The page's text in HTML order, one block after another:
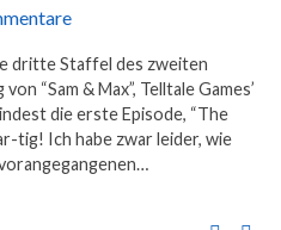
dritte Staffel des zweiten
“Sam & Max”, Telltale Games’
die erste Episode, “The
tig! Ich habe zwar leider, wie